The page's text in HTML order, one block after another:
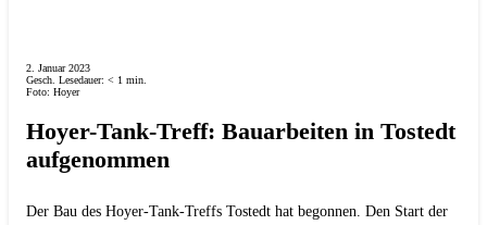
2. Januar 2023
Gesch. Lesedauer: < 1 min.
Foto: Hoyer
Hoyer-Tank-Treff: Bauarbeiten in Tostedt
aufgenommen
Der Bau des Hoyer-Tank-Treffs Tostedt hat begonnen. Den Start der